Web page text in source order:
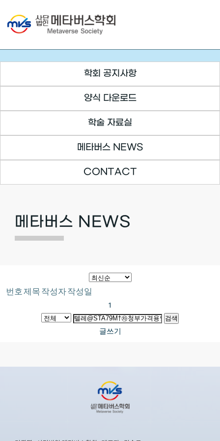
to
content
학회 공지사항
양식 다운로드
학술 자료실
메타버스 NEWS
CONTACT
메타버스 NEWS
번호제목작성자작성일
1
검색
글쓰기